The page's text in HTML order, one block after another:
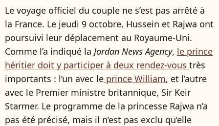
Le voyage officiel du couple ne s’est pas arrêté à
la France. Le jeudi 9 octobre, Hussein et Rajwa ont
poursuivi leur déplacement au Royaume-Uni.
Comme l’a indiqué la Jordan News Agency, le prince
héritier doit y participer à deux rendez-vous très
importants : l’un avec le prince William, et l’autre
avec le Premier ministre britannique, Sir Keir
Starmer. Le programme de la princesse Rajwa n’a
pas été précisé, mais il n’est pas exclu qu’elle